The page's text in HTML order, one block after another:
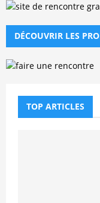
DÉCOUVRIR LES
TOP ARTICLES